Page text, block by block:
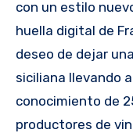
con un estilo
huella digital de
deseo de dejar
siciliana llevando
conocimiento de
productores de